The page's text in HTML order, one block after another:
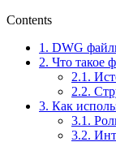
Contents
1. DWG
2. Что такое
2.1.
2.2.
3. Как
3.1.
3.2.